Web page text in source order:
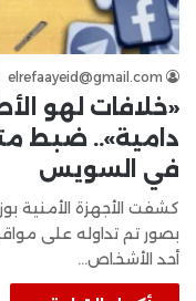
elrefaayeid@gmail.com
«خلافات لهو
دامية».. ضبط
في السويس
كشفت الأجهزة الأمنية
بصور تم تداوله على
أحد الأشخاص…